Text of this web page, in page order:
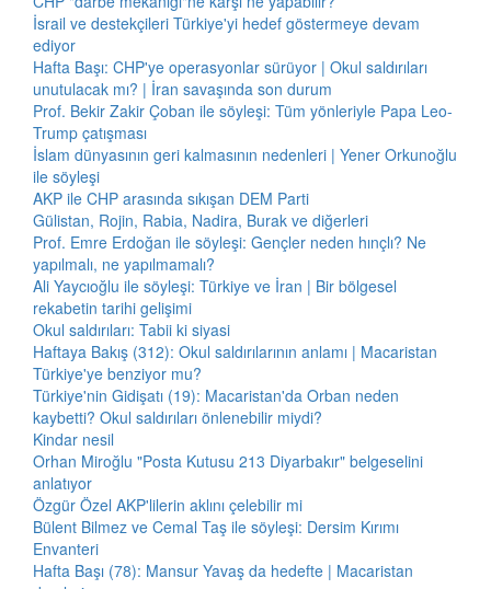
İsrail ve destekçileri Türkiye'yi hedef göstermeye devam
ediyor
Hafta Başı: CHP'ye operasyonlar sürüyor | Okul saldırıları
unutulacak mı? | İran savaşında son durum
Prof. Bekir Zakir Çoban ile söyleşi: Tüm yönleriyle Papa Leo-
Trump çatışması
İslam dünyasının geri kalmasının nedenleri | Yener Orkunoğlu
ile söyleşi
AKP ile CHP arasında sıkışan DEM Parti
Gülistan, Rojin, Rabia, Nadira, Burak ve diğerleri
Prof. Emre Erdoğan ile söyleşi: Gençler neden hınçlı? Ne
yapılmalı, ne yapılmamalı?
Ali Yaycıoğlu ile söyleşi: Türkiye ve İran | Bir bölgesel
rekabetin tarihi gelişimi
Okul saldırıları: Tabii ki siyasi
Haftaya Bakış (312): Okul saldırılarının anlamı | Macaristan
Türkiye'ye benziyor mu?
Türkiye'nin Gidişatı (19): Macaristan'da Orban neden
kaybetti? Okul saldırıları önlenebilir miydi?
Kindar nesil
Orhan Miroğlu "Posta Kutusu 213 Diyarbakır" belgeselini
anlatıyor
Özgür Özel AKP'lilerin aklını çelebilir mi
Bülent Bilmez ve Cemal Taş ile söyleşi: Dersim Kırımı
Envanteri
Hafta Başı (78): Mansur Yavaş da hedefte | Macaristan